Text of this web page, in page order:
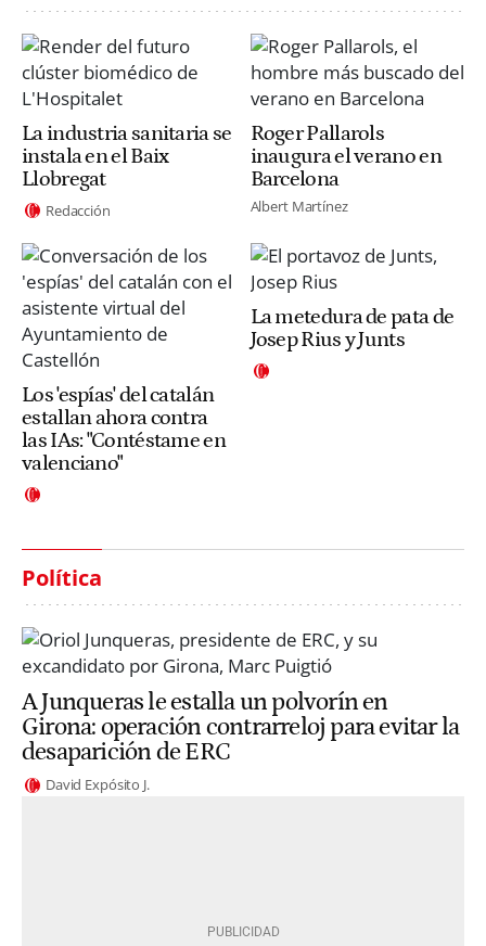
La industria sanitaria se
instala en el Baix
Llobregat
Redacción
Roger Pallarols
inaugura el verano en
Barcelona
Albert Martínez
Los 'espías' del catalán
estallan ahora contra
las IAs: "Contéstame en
valenciano"
La metedura de pata de
Josep Rius y Junts
Política
A Junqueras le estalla un polvorín en
Girona: operación contrarreloj para evitar la
desaparición de ERC
David Expósito J.